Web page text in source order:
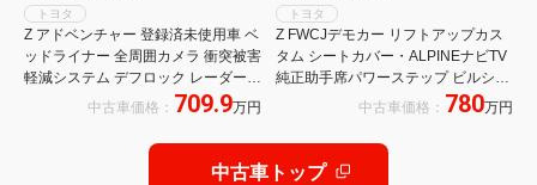
トヨタ
Z アドベンチャー 登録済未使用車 ベ
ッドライナー 全周囲カメラ 衝突被害
軽減システム デフロック レーダーク
ルーズコントロール パワーシート コ
ッド ビルトインETC
中古車価格： 709.9万円
トヨタ
Z FWCJデモカー リフトアップカス
タム シートカバー・ALPINEナビTV
純正助手席パワーステップ ビルシュ
タイン 17インチAW・M/Tタイヤ オ
シェル
中古車価格： 780万円
中古車トップ